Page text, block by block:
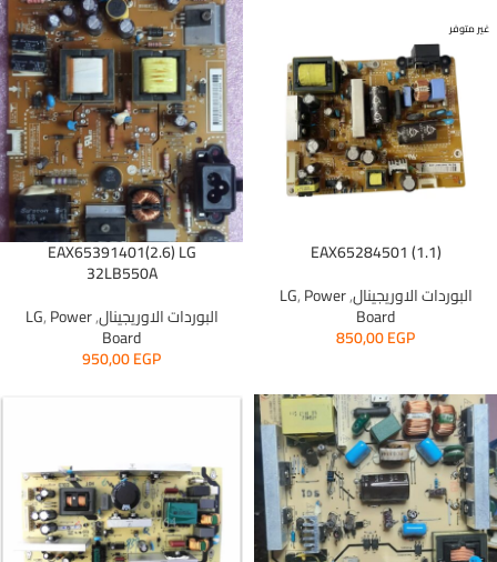
غير متوفر
EAX65284501 (1.1)
البوردات الاوريجينال,
LG,Power
Board
850,00EGP
EAX65391401(2.6) LG
32LB550A
البوردات الاوريجينال,
LG,Power
Board
950,00EGP